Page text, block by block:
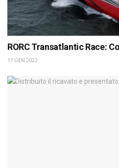
RORC Transatlantic Race:
17 GEN 2022